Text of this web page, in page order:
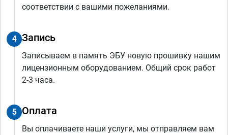
соответствии с вашими пожеланиями.
4 Запись
Записываем в память ЭБУ новую прошивку нашим
лицензионным оборудованием. Общий срок работ
2-3 часа.
5 Оплата
Вы оплачиваете наши услуги, мы отправляем вам